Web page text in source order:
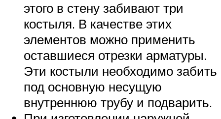
этого в стену забивают три
костыля. В качестве этих
элементов можно применить
оставшиеся отрезки арматуры.
Эти костыли необходимо забить
под основную несущую
внутреннюю трубу и подварить.